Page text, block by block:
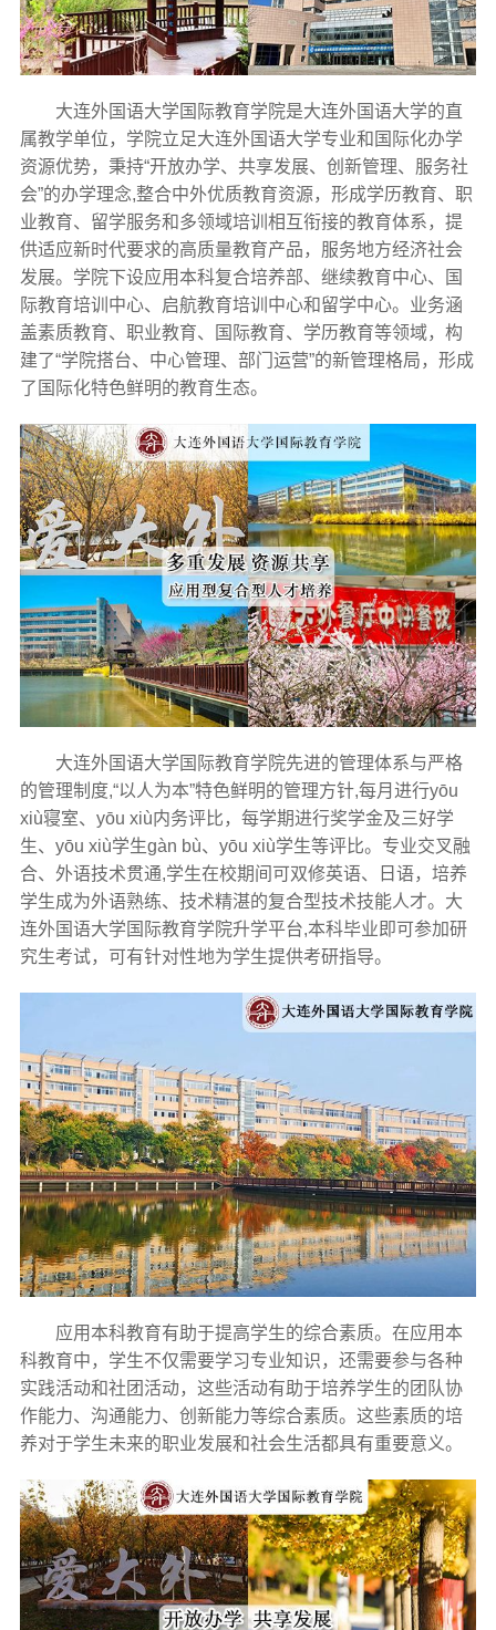
大连外国语大学国际教育学院是大连外国语大学的直
属教学单位，学院立足大连外国语大学专业和国际化办学
资源优势，秉持“开放办学、共享发展、创新管理、服务社
会”的办学理念,整合中外优质教育资源，形成学历教育、职
业教育、留学服务和多领域培训相互衔接的教育体系，提
供适应新时代要求的高质量教育产品，服务地方经济社会
发展。学院下设应用本科复合培养部、继续教育中心、国
际教育培训中心、启航教育培训中心和留学中心。业务涵
盖素质教育、职业教育、国际教育、学历教育等领域，构
建了“学院搭台、中心管理、部门运营”的新管理格局，形成
了国际化特色鲜明的教育生态。
大连外国语大学国际教育学院先进的管理体系与严格
的管理制度,“以人为本”特色鲜明的管理方针,每月进行yōu
xiù寝室、yōu xiù内务评比，每学期进行奖学金及三好学
生、yōu xiù学生gàn bù、yōu xiù学生等评比。专业交叉融
合、外语技术贯通,学生在校期间可双修英语、日语，培养
学生成为外语熟练、技术精湛的复合型技术技能人才。大
连外国语大学国际教育学院升学平台,本科毕业即可参加研
究生考试，可有针对性地为学生提供考研指导。
应用本科教育有助于提高学生的综合素质。在应用本
科教育中，学生不仅需要学习专业知识，还需要参与各种
实践活动和社团活动，这些活动有助于培养学生的团队协
作能力、沟通能力、创新能力等综合素质。这些素质的培
养对于学生未来的职业发展和社会生活都具有重要意义。